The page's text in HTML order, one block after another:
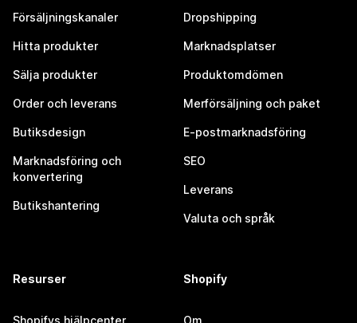
Försäljningskanaler
Hitta produkter
Sälja produkter
Order och leverans
Butiksdesign
Marknadsföring och
konvertering
Butikshantering
Dropshipping
Marknadsplatser
Produktomdömen
Merförsäljning och paket
E-postmarknadsföring
SEO
Leverans
Valuta och språk
Resurser Shopify